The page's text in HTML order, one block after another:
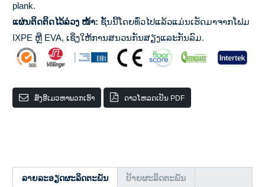
plank.
ແຜ່ນຕິດຕິດໄວ້ລ່ວງ ໜ້າ: ຊັ້ນນີ້ໂດຍທົ່ວໄປແລ້ວແມ່ນເຮັດມາຈາກໂຟມ
IXPE ຫຼື EVA, ເຊິ່ງໃຫ້ການສນວນກັນສຽງແລະກັນລົມ.
ສົ່ງອີເມວຫາພວກເຮົາ ດາວໂຫລດເປັນ PDF
ລາຍລະອຽດຜະລິດຕະພັນ ປ້າຍຜະລິດຕະພັນ